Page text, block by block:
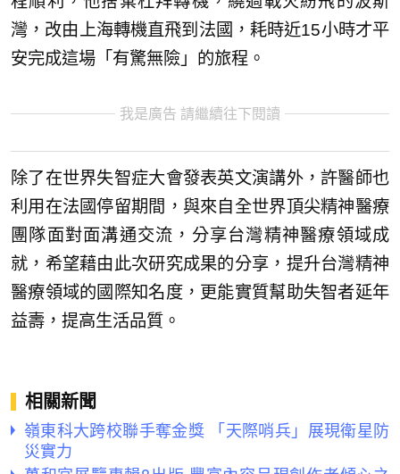
灣，改由上海轉機直飛到法國，耗時近15小時才平
安完成這場「有驚無險」的旅程。
我是廣告 請繼續往下閱讀
除了在世界失智症大會發表英文演講外，許醫師也
利用在法國停留期間，與來自全世界頂尖精神醫療
團隊面對面溝通交流，分享台灣精神醫療領域成
就，希望藉由此次研究成果的分享，提升台灣精神
醫療領域的國際知名度，更能實質幫助失智者延年
益壽，提高生活品質。
相關新聞
嶺東科大跨校聯手奪金獎 「天際哨兵」展現衛星防
災實力